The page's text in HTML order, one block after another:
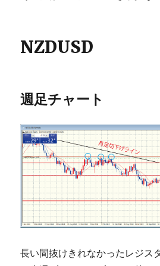
NZDUSD
週足チャート
長い間抜けきれなかったレジス